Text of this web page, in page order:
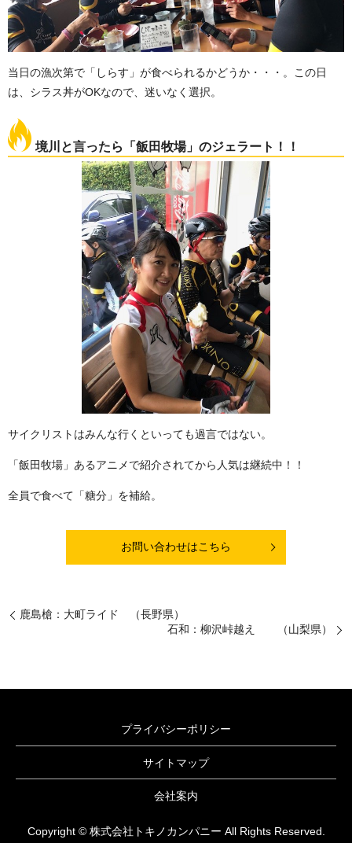
当日の漁次第で「しらす」が食べられるかどうか・・・。この日
は、シラス丼がOKなので、迷いなく選択。
境川と言ったら「飯田牧場」のジェラート！！
サイクリストはみんな行くといっても過言ではない。
「飯田牧場」あるアニメで紹介されてから人気は継続中！！
全員で食べて「糖分」を補給。
お問い合わせはこちら
鹿島槍：大町ライド （長野県）
石和：柳沢峠越え （山梨県）
プライバシーポリシー
サイトマップ
会社案内
Copyright © 株式会社トキノカンパニー All Rights Reserved.